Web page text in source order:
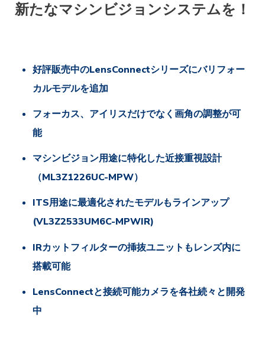
新たなマシンビジョンシステムを！
好評販売中のLensConnectシリーズにバリフォー
カルモデルを追加
フォーカス、アイリスだけでなく画角の調整が可
能
マシンビジョン用途に特化した近接重視設計
（ML3Z1226UC-MPW）
ITS用途に最適化されたモデルもラインアップ
(VL3Z2533UM6C-MPWIR)
IRカットフィルターの挿抜ユニットもレンズ内に
搭載可能
LensConnectと接続可能カメラを各社続々と開発
中